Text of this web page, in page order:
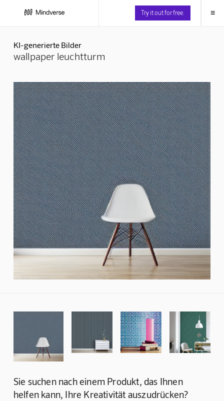
Try it out for free. ≡
KI-generierte Bilder
wallpaper leuchtturm
Sie suchen nach einem Produkt, das Ihnen
helfen kann, Ihre Kreativität auszudrücken?